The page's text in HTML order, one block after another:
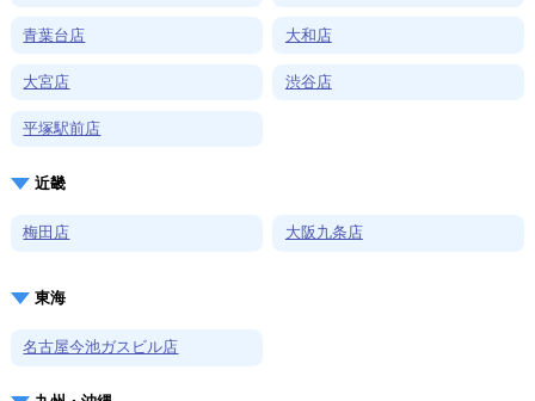
青葉台店 大和店
大宮店 渋谷店
平塚駅前店
近畿
梅田店 大阪九条店
東海
名古屋今池ガスビル店